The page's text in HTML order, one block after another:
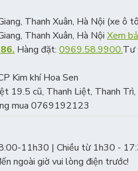
Thanh Xuân, Hà Nội (xe ô
Thanh Xuân, Hà Nội Xem
Hàng đặt: 0969.58.9900.Tư
Kim khí Hoa Sen
19.5 cũ, Thanh Liệt, Thanh
mua 0769192123
11h30 | Chiều từ 1h30 -
ngoài giờ vui lòng điện trước!